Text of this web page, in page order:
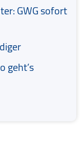
GWG sofort
geht’s